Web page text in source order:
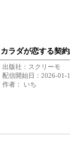
カラダが恋する契
出版社：スクリーモ
配信開始日：2026-01-
作者： いち